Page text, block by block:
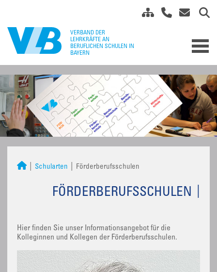
Schularten Förderberufsschulen
FÖRDERBERUFSSCHULEN
Hier finden Sie unser Informationsangebot für die
Kolleginnen und Kollegen der Förderberufsschulen.